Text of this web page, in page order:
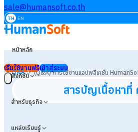
sale@humansoft.co.th
TH EN
หน้าหลัก
ฟังก์ชัน
สำหรับธุรกิจ
แหล่งเรียนรู้
เริ่มใช้งานฟรีเข้าสู่ระบบ
Q&A>(Q&A) การใช้งานแอปพลิเคชัน
สารบัญเนื้อหาที่